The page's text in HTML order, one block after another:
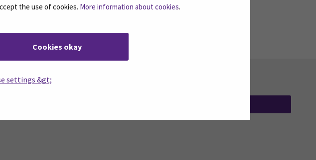
the use of cookies. More information about cookies.
Cookies okay
settings &gt;